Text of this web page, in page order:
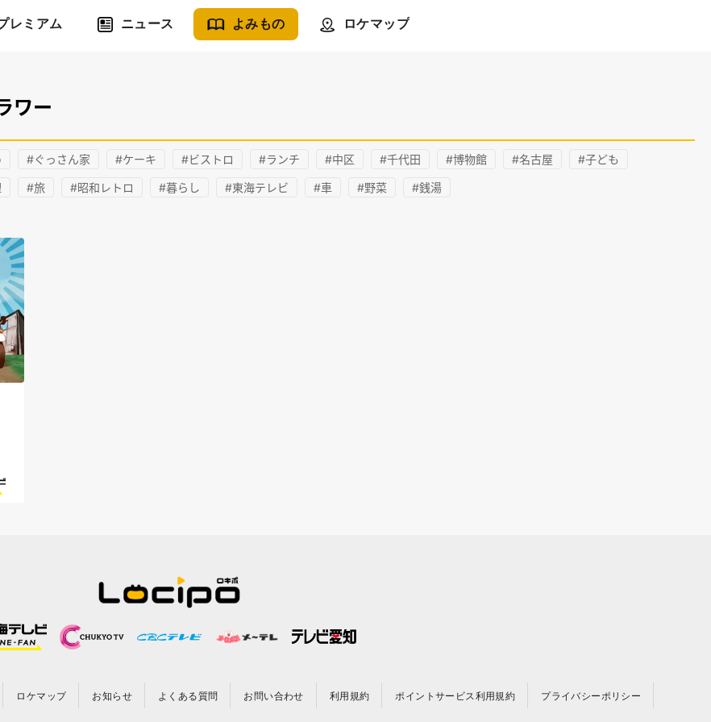
レミアム ニュース よみもの ロケマップ
ワー
#ぐっさん家 #ケーキ #ビストロ #ランチ #中区 #千代田 #博物館 #名古屋 #子ども
#旅 #昭和レトロ #暮らし #東海テレビ #車 #野菜 #銭湯
ロケマップ お知らせ よくある質問 お問い合わせ 利用規約 ポイントサービス利用規約 プライバシーポリシー